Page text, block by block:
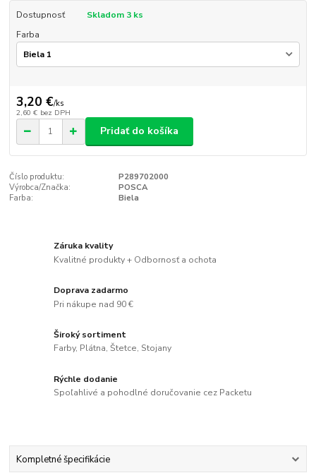
Dostupnosť
Skladom 3 ks
Farba
3,20 €/ks
2,60 € bez DPH
Pridať do košíka
Číslo produktu:
P289702000
Výrobca/Značka:
POSCA
Farba:
Biela
Záruka kvality
Kvalitné produkty + Odbornosť a ochota
Doprava zadarmo
Pri nákupe nad 90 €
Široký sortiment
Farby, Plátna, Štetce, Stojany
Rýchle dodanie
Spoľahlivé a pohodlné doručovanie cez Packetu
Kompletné špecifikácie